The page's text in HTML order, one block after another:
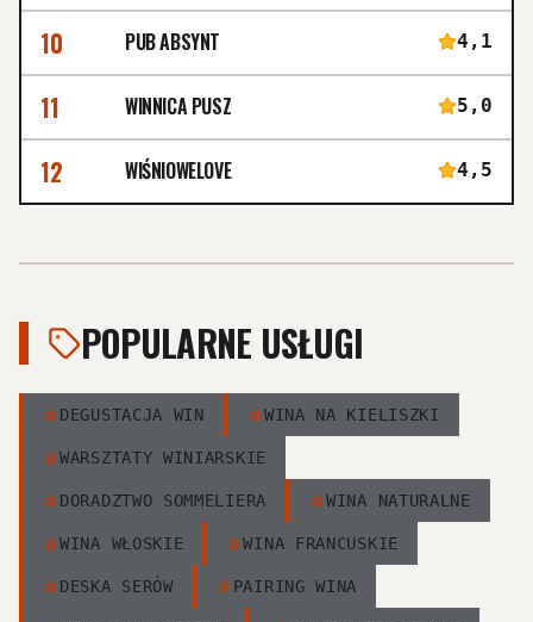
10 PUB ABSYNT 4,1
11 WINNICA PUSZ 5,0
12 WIŚNIOWELOVE 4,5
POPULARNE USŁUGI
DEGUSTACJA WIN WINA NA KIELISZKI
WARSZTATY WINIARSKIE
DORADZTWO SOMMELIERA WINA NATURALNE
WINA WŁOSKIE WINA FRANCUSKIE
DESKA SERÓW PAIRING WINA